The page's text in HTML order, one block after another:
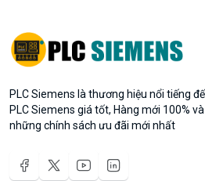
PLC Siemens là thương hiệu nổi tiếng
PLC Siemens giá tốt, Hàng mới 100%
những chính sách ưu đãi mới nhất